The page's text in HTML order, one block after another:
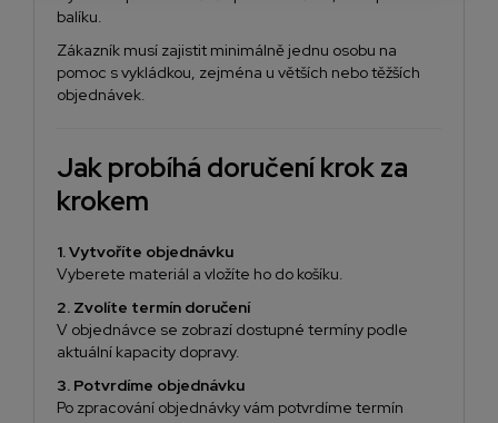
balíku.
Zákazník musí zajistit minimálně jednu osobu na
pomoc s vykládkou, zejména u větších nebo těžších
objednávek.
Jak probíhá doručení krok za
krokem
1. Vytvoříte objednávku
Vyberete materiál a vložíte ho do košíku.
2. Zvolíte termín doručení
V objednávce se zobrazí dostupné termíny podle
aktuální kapacity dopravy.
3. Potvrdíme objednávku
Po zpracování objednávky vám potvrdíme termín